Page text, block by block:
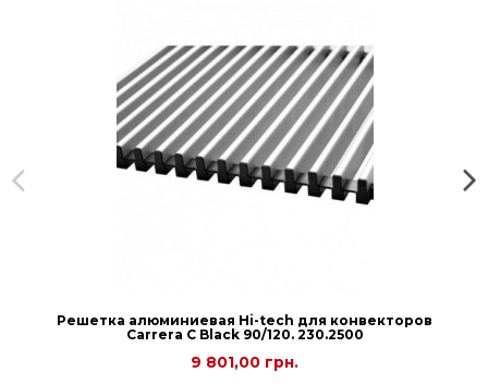
Решетка алюминиевая Hi-tech для конвекторов
Carrera С Black 90/120. 230.2500
9 801,00 грн.